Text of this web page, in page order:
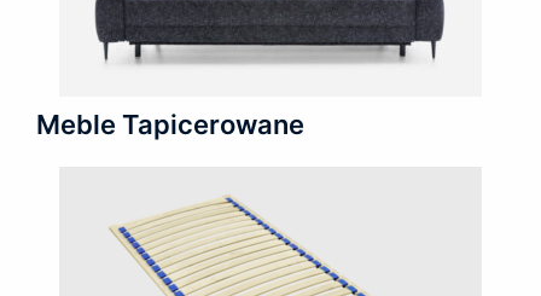
Meble Tapicerowane